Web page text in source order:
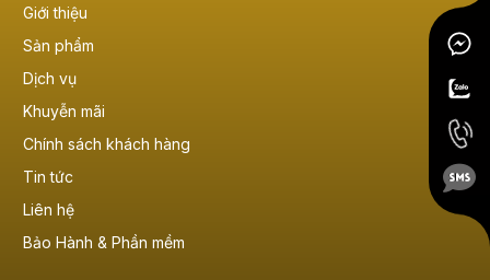
Giới thiệu
Sản phẩm
Dịch vụ
Khuyễn mãi
Chính sách khách hàng
Tin tức
Liên hệ
Bảo Hành & Phần mềm